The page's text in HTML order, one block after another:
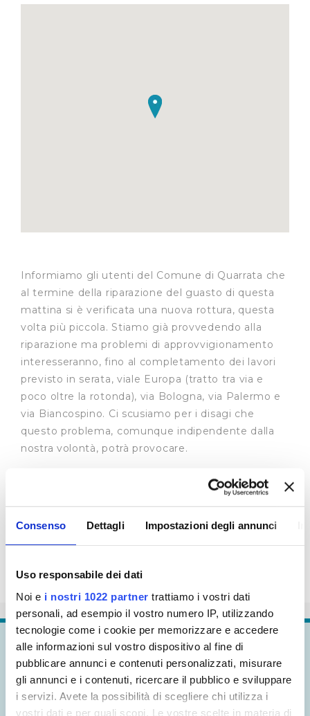
Consenso Dettagli Impostazioni degli annunci
Uso responsabile dei dati
Noi e i nostri 1022 partner trattiamo i vostri dati
personali, ad esempio il vostro numero IP, utilizzando
tecnologie come i cookie per memorizzare e accedere
alle informazioni sul vostro dispositivo al fine di
pubblicare annunci e contenuti personalizzati, misurare
gli annunci e i contenuti, ricercare il pubblico e sviluppare
i servizi. Avete la possibilità di scegliere chi utilizza i
vostri dati e per quali scopi. Le vostre scelte in materia di
Informiamo gli utenti del Comune di Quarrata che
al termine della riparazione del guasto di questa
mattina si è verificata una nuova rottura, questa
volta più piccola. Stiamo già provvedendo alla
riparazione ma problemi di approvvigionamento
interesseranno, fino al completamento dei lavori
previsto in serata, viale Europa (tratto tra via e
poco oltre la rotonda), via Bologna, via Palermo e
via Biancospino. Ci scusiamo per i disagi che
questo problema, comunque indipendente dalla
nostra volontà, potrà provocare.
Continua aesplorare